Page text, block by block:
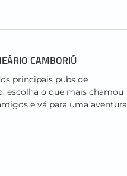
CAMBORIÚ
principais pubs de
escolha o que mais chamou
e vá para uma aventura